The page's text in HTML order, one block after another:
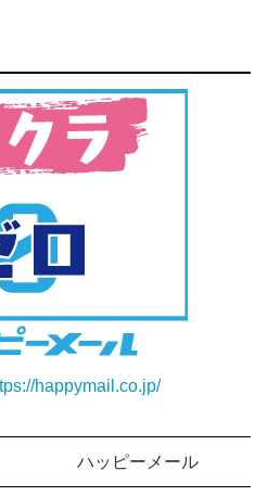
happymail.co.jp/
ハッピーメール